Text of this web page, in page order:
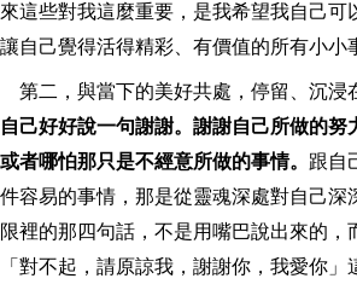
來這些對我這麼重要，是我希望我自己可
讓自己覺得活得精彩、有價值的所有小小
第二，與當下的美好共處，停留、沉浸
自己好好說一句謝謝。謝謝自己所做的努
或者哪怕那只是不經意所做的事情。 跟自
件容易的事情，那是從靈魂深處對自己深
限裡的那四句話，不是用嘴巴說出來的，
「對不起，請原諒我，謝謝你，我愛你